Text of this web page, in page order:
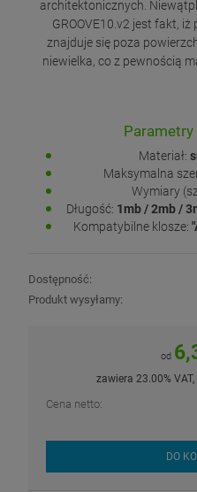
architektonicznych.
GROOVE10.v2 jest fakt,
znajduje się poza
niewielka, co z pewnością
Parametry
Materiał:
Maksymalna
Wymiary
Długość: 1mb / 2mb /
Kompatybilne klosze:
Dostępność:
Produkt wysyłamy:
od
zawiera 23.00%
Cena netto:
DO